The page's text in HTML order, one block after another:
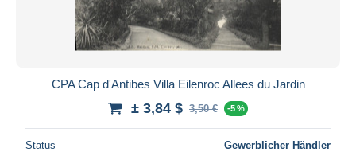
CPA Cap d'Antibes Villa Eilenroc Allees du Jardin
± 3,84 $ 3,50 € -5 %
Status Gewerblicher Händler